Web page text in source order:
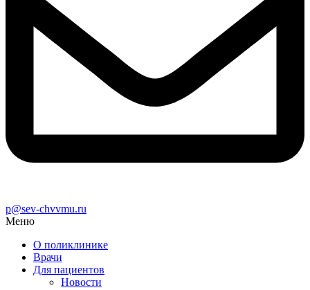
p@sev-chvvmu.ru
Меню
О поликлинике
Врачи
Для пациентов
Новости